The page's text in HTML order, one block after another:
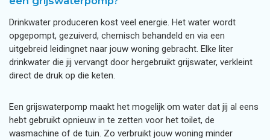
Drinkwater produceren kost veel energie. Het water wordt
opgepompt, gezuiverd, chemisch behandeld en via een
uitgebreid leidingnet naar jouw woning gebracht. Elke liter
drinkwater die jij vervangt door hergebruikt grijswater, verkleint
direct de druk op die keten.
Een grijswaterpomp maakt het mogelijk om water dat jij al eens
hebt gebruikt opnieuw in te zetten voor het toilet, de
wasmachine of de tuin. Zo verbruikt jouw woning minder